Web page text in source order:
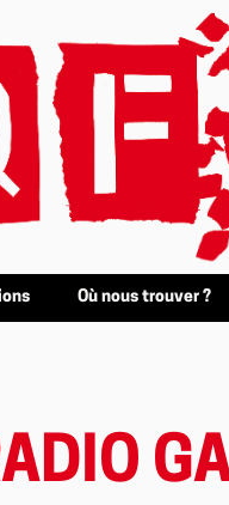
Où nous trouver ?